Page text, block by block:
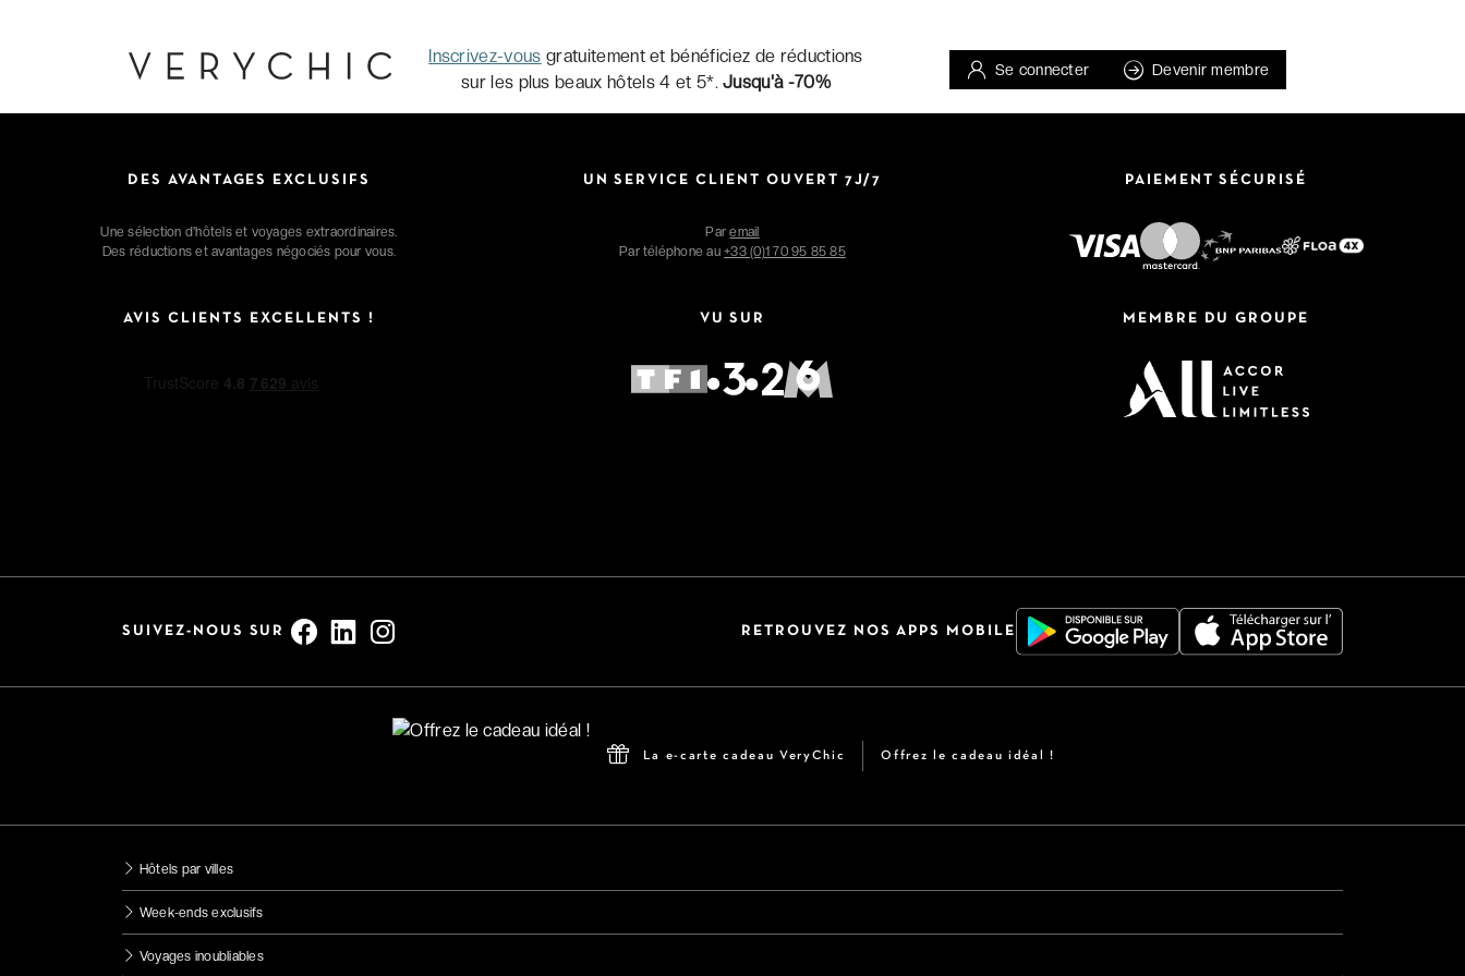
Inscrivez-vous gratuitement et bénéficiez de réductions
sur les plus beaux hôtels 4 et 5*.Jusqu'à -70%
Se connecter Devenir membre
DES AVANTAGES EXCLUSIFS
Une sélection d'hôtels et voyages extraordinaires.
Des réductions et avantages négociés pour vous.
UN SERVICE CLIENT OUVERT 7J/7
Paremail
Par téléphone au+33 (0)1 70 95 85 85
PAIEMENT SÉCURISÉ
AVIS CLIENTS EXCELLENTS ! VU SUR MEMBRE DU GROUPE
SUIVEZ-NOUS SUR RETROUVEZ NOS APPS MOBILE
La e-carte cadeau VeryChic Offrez le cadeau idéal !
Hôtels par villes
Week-ends exclusifs
Voyages inoubliables